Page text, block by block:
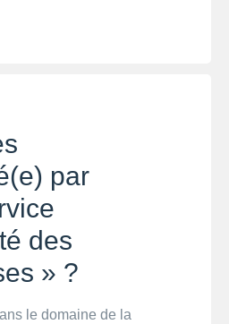
par
des
» ?
le domaine de la